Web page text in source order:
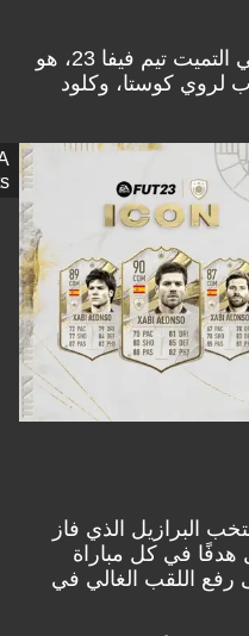
وسيكون تقييم بطاقة ألونسو في التميت تيم فيفا 23، هو
كوستا، وكلود
Sports
الذي فاز
هدفًا في كل مباراة
الغالي في